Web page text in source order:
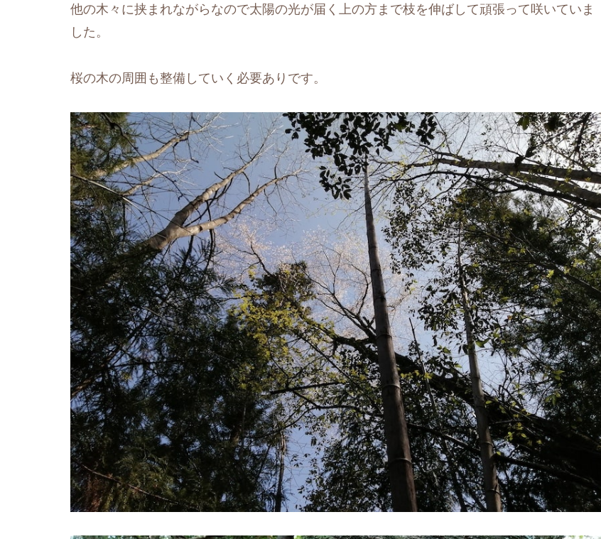
他の木々に挟まれながらなので太陽の光が届く上の方まで枝を伸ばして頑張って咲いていま
した。
桜の木の周囲も整備していく必要ありです。